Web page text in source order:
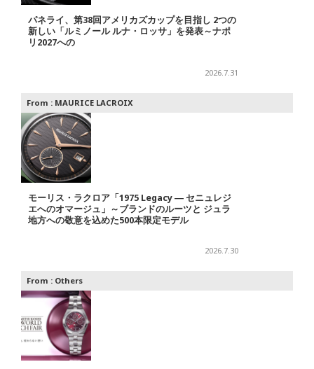
パネライ、第38回アメリカズカップを目指し 2つの
新しい「ルミノール ルナ・ロッサ」を発表～ナポ
リ2027への
2026.7.31
From : MAURICE LACROIX
モーリス・ラクロア「1975 Legacy ― セニュレジ
エへのオマージュ」～ブランドのルーツと ジュラ
地方への敬意を込めた500本限定モデル
2026.7.30
From : Others